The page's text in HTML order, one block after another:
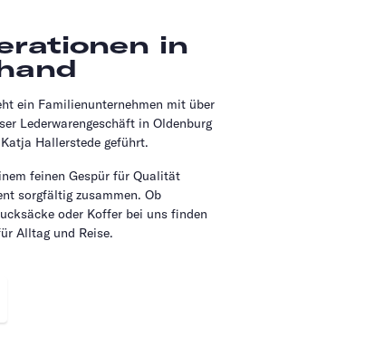
in
ein Familienunternehmen mit über
Lederwarengeschäft in Oldenburg
Hallerstede geführt.
feinen Gespür für Qualität
sorgfältig zusammen. Ob
oder Koffer bei uns finden
Alltag und Reise.